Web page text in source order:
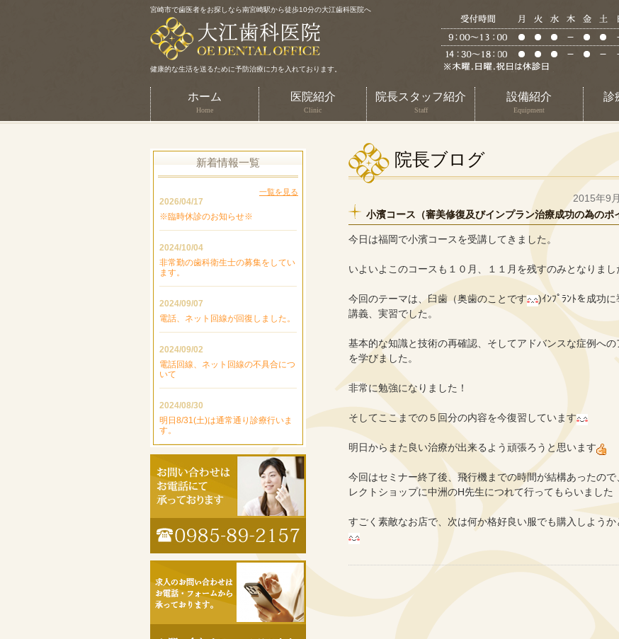
宮崎市で歯医者をお探しなら南宮崎駅から徒歩10分の大江歯科医院へ
健康的な生活を送るために予防治療に力を入れております。
ホーム
Home
医院紹介
Clinic
院長スタッフ紹介
Staff
設備紹介
Equipment
診
院長ブログ
2015年9
小濱コース（審美修復及びインプラン治療成功の為のポ
今日は福岡で小濱コースを受講してきました。
いよいよこのコースも１０月、１１月を残すのみとなりまし
今回のテーマは、臼歯（奥歯のことです
)ｲﾝﾌﾟﾗﾝﾄを成功
講義、実習でした。
基本的な知識と技術の再確認、そしてアドバンスな症例への
を学びました。
非常に勉強になりました！
そしてここまでの５回分の内容を今復習しています
明日からまた良い治療が出来るよう頑張ろうと思います
今回はセミナー終了後、飛行機までの時間が結構あったので
レクトショップに中洲のH先生につれて行ってもらいました
すごく素敵なお店で、次は何か格好良い服でも購入しようか
新着情報一覧
一覧を見る
2026/04/17
※臨時休診のお知らせ※
2024/10/04
非常勤の歯科衛生士の募集をしてい
ます。
2024/09/07
電話、ネット回線が回復しました。
2024/09/02
電話回線、ネット回線の不具合につ
いて
2024/08/30
明日8/31(土)は通常通り診療行いま
す。